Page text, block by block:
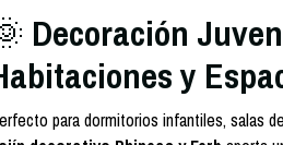
Decoración
y
para dormitorios infantiles, salas